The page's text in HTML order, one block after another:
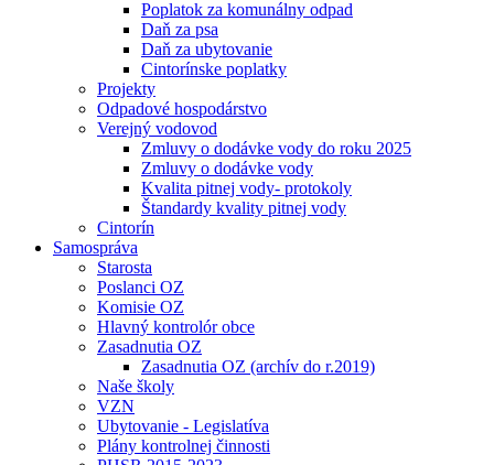
Poplatok za komunálny odpad
Daň za psa
Daň za ubytovanie
Cintorínske poplatky
Projekty
Odpadové hospodárstvo
Verejný vodovod
Zmluvy o dodávke vody do roku 2025
Zmluvy o dodávke vody
Kvalita pitnej vody- protokoly
Štandardy kvality pitnej vody
Cintorín
Samospráva
Starosta
Poslanci OZ
Komisie OZ
Hlavný kontrolór obce
Zasadnutia OZ
Zasadnutia OZ (archív do r.2019)
Naše školy
VZN
Ubytovanie - Legislatíva
Plány kontrolnej činnosti